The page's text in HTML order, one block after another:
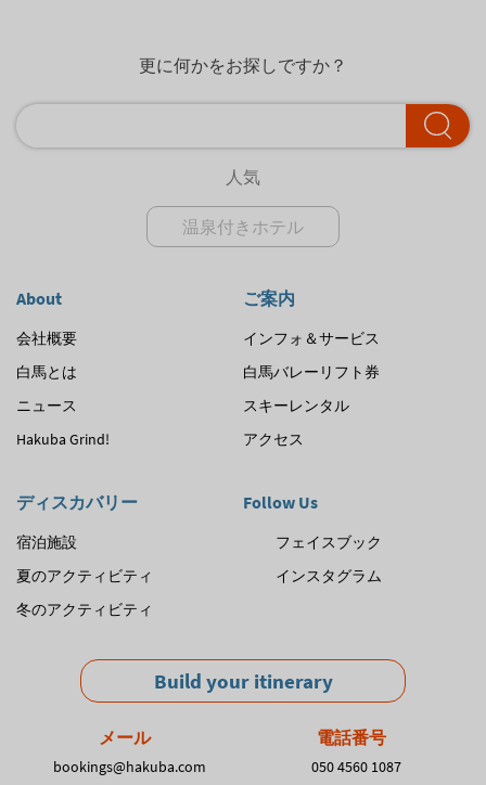
更に何かをお探しですか？
人気
温泉付きホテル
About
会社概要
白馬とは
ニュース
Hakuba Grind!
ご案内
インフォ＆サービス
白馬バレーリフト券
スキーレンタル
アクセス
ディスカバリー
宿泊施設
夏のアクティビティ
冬のアクティビティ
Follow Us
フェイスブック
インスタグラム
Build your itinerary
メール
bookings@hakuba.com
電話番号
050 4560 1087